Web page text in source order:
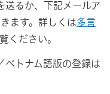
送るか、下記メールア
ます。詳しくは多言
で開きます）
ください。
トナム語版の登録は